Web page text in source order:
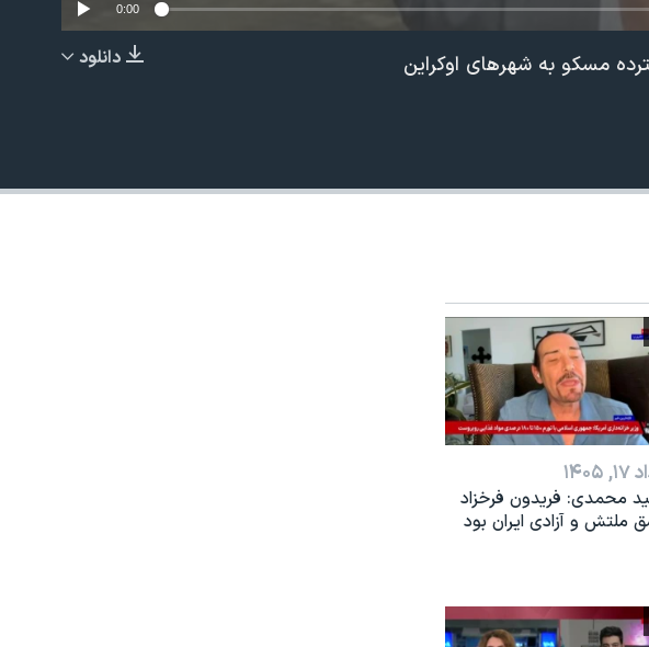
EMBED
360p
1080p
0:00
دانلود مسکو به شهرهای اوکراین
محمدی: فریدون فرخزاد
ملتش و آزادی ایران بود